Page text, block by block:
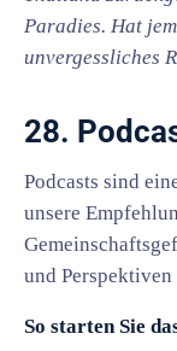
Paradies. Hat
unvergessliches
28.
Podcasts sind
unsere
und
So starten Sie